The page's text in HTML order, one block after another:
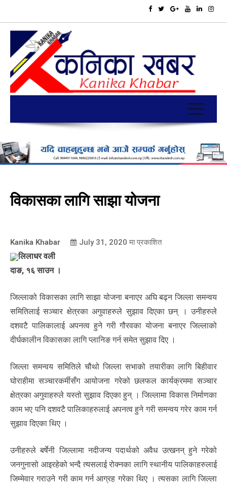
विकासका लागि साझा योजना
Kanika Khabar July 31, 2020 मा प्रकाशित
लिलाधर वली
दाङ, १६ साउन ।
जिल्लाको विकासका लागि साझा योजना बनाएर अघि बढ्न जिल्ला समन्वय
समितिलाई सञ्चार क्षेत्रका अगुवाहरुले सुझाव दिएका छन् । उनीहरुले
दशवटै पालिकालाई अपनत्व हुने गरी गौरवका योजना बनाएर जिल्लाको
दीर्घकालीन विकासका लागि प्लानिङ गर्न समेत सुझाव दिए ।
जिल्ला समन्वय समितिले चौथो जिल्ला सभाको तयारीका लागि बिहीवार
घोराहीमा सञ्चारकर्मीसँग आयोजना गरेको छलफल कार्यक्रममा सञ्चार
क्षेत्रका अगुवाहरुले यस्तो सुझाव दिएका हुन् । जिल्लामा विकास निर्माणका
काम भए पनि दशवटै पालिकाहरुलाई अपनत्व हुने गरी समन्वय गरेर काम गर्न
सुझाव दिएका थिए ।
उनीहरुले बर्षेनी जिल्लामा नदीजन्य पदार्थको अवैध उत्खनन् हुने गरेको
जनगुनासो आइरहेको भन्दै त्यसलाई रोक्नका लागि स्थानीय पालिकाहरुलाई
जिम्मेवार गराउने गरी काम गर्न आग्रह गरेका थिए । त्यसका लागि जिल्ला